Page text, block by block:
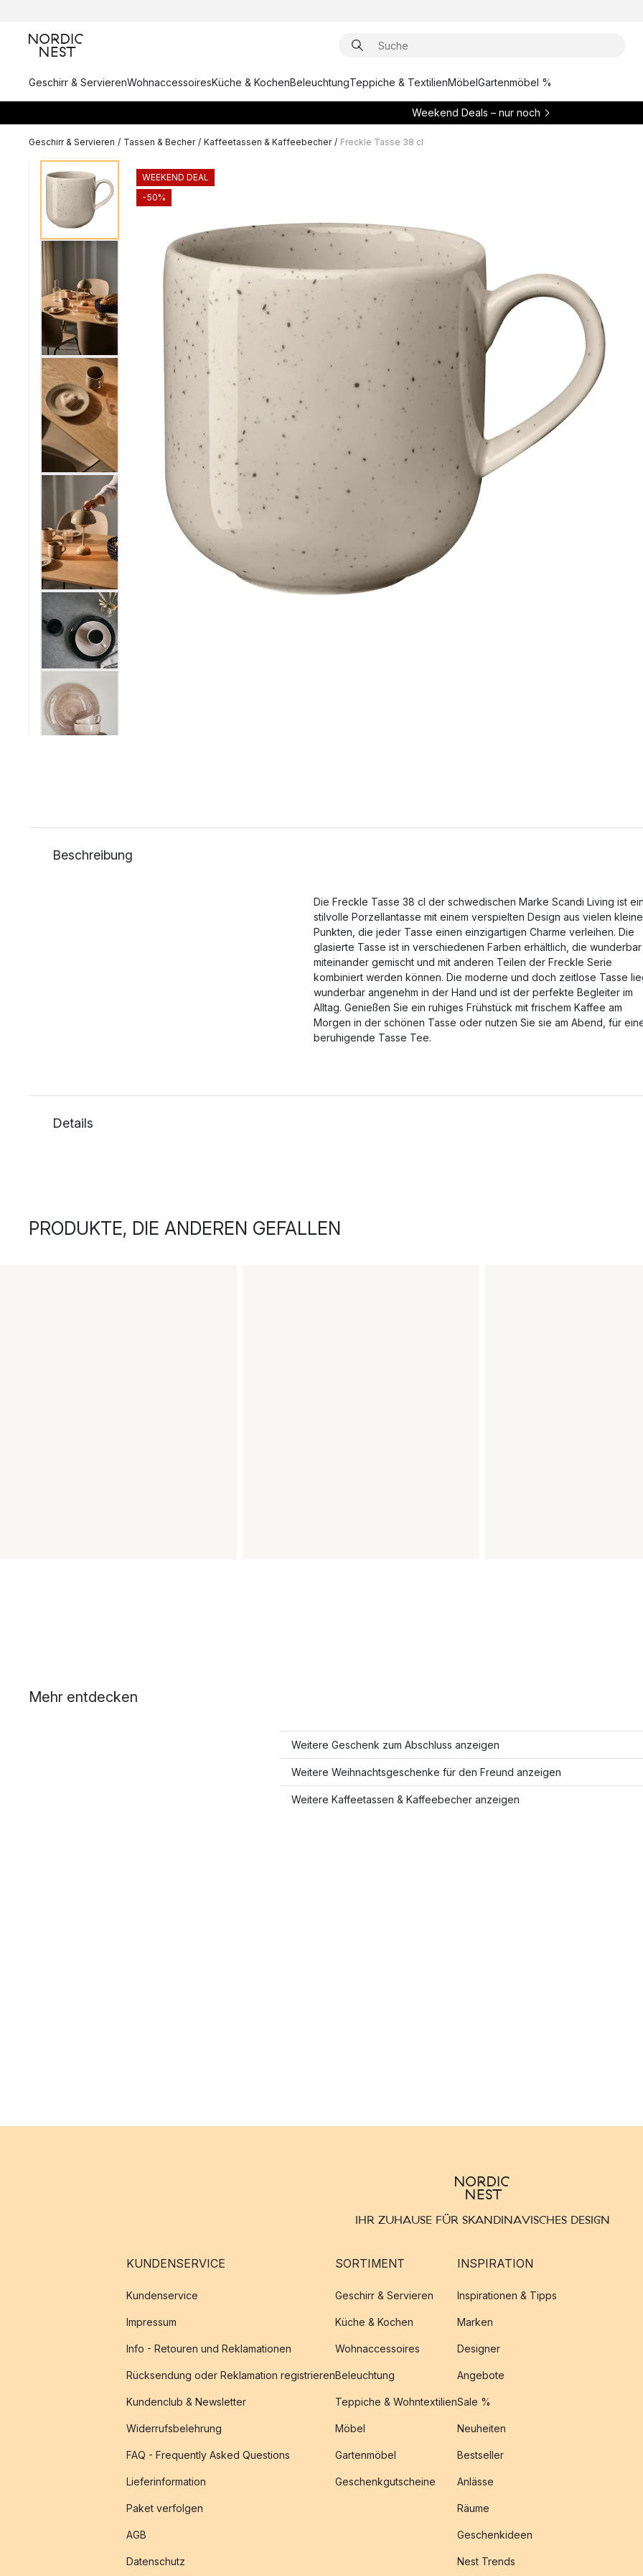
Geschirr & ServierenWohnaccessoiresKüche & KochenBeleuchtungTeppiche & TextilienMöbelGartenmöbel %
Weekend Deals – nur noch
Geschirr & Servieren / Tassen & Becher / Kaffeetassen & Kaffeebecher / Freckle Tasse 38 cl
WEEKEND DEAL
-50%
Beschreibung
Die Freckle Tasse 38 cl der schwedischen Marke Scandi Living ist
stilvolle Porzellantasse mit einem verspielten Design aus vielen
Punkten, die jeder Tasse einen einzigartigen Charme verleihen. Die
glasierte Tasse ist in verschiedenen Farben erhältlich, die wunderbar
miteinander gemischt und mit anderen Teilen der Freckle Serie
kombiniert werden können. Die moderne und doch zeitlose Tasse
wunderbar angenehm in der Hand und ist der perfekte Begleiter im
Alltag. Genießen Sie ein ruhiges Frühstück mit frischem Kaffee am
Morgen in der schönen Tasse oder nutzen Sie sie am Abend, für
beruhigende Tasse Tee.
Details
PRODUKTE, DIE ANDEREN GEFALLEN
Mehr entdecken
Weitere Geschenk zum Abschluss anzeigen
Weitere Weihnachtsgeschenke für den Freund anzeigen
Weitere Kaffeetassen & Kaffeebecher anzeigen
IHR ZUHAUSE FÜR SKANDINAVISCHES DESIGN
KUNDENSERVICE
Kundenservice
Impressum
Info - Retouren und Reklamationen
Rücksendung oder Reklamation registrieren
Kundenclub & Newsletter
Widerrufsbelehrung
FAQ - Frequently Asked Questions
Lieferinformation
Paket verfolgen
AGB
Datenschutz
SORTIMENT
Geschirr & Servieren
Küche & Kochen
Wohnaccessoires
Beleuchtung
Teppiche & Wohntextilien
Möbel
Gartenmöbel
Geschenkgutscheine
INSPIRATION
Inspirationen & Tipps
Marken
Designer
Angebote
Sale %
Neuheiten
Bestseller
Anlässe
Räume
Geschenkideen
Nest Trends